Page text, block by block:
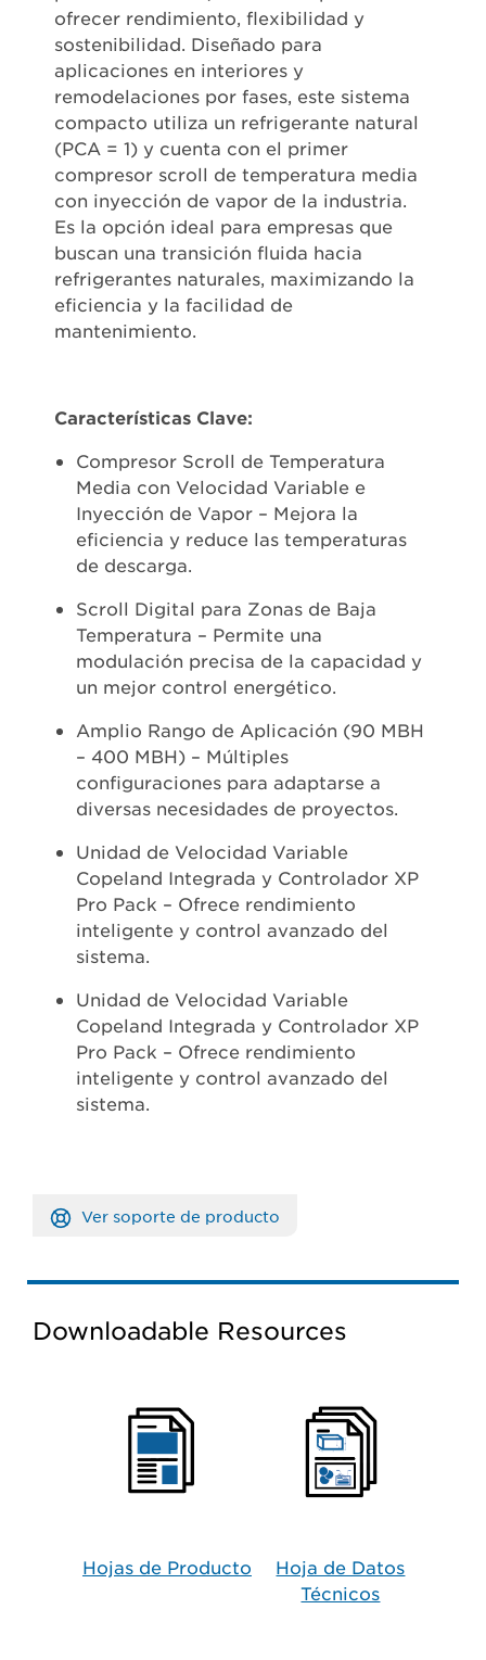
ofrecer rendimiento, flexibilidad y
sostenibilidad. Diseñado para
aplicaciones en interiores y
remodelaciones por fases, este sistema
compacto utiliza un refrigerante natural
(PCA = 1) y cuenta con el primer
compresor scroll de temperatura media
con inyección de vapor de la industria.
Es la opción ideal para empresas que
buscan una transición fluida hacia
refrigerantes naturales, maximizando la
eficiencia y la facilidad de
mantenimiento.
Características Clave:
Compresor Scroll de Temperatura
Media con Velocidad Variable e
Inyección de Vapor – Mejora la
eficiencia y reduce las temperaturas
de descarga.
Scroll Digital para Zonas de Baja
Temperatura – Permite una
modulación precisa de la capacidad y
un mejor control energético.
Amplio Rango de Aplicación (90 MBH
– 400 MBH) – Múltiples
configuraciones para adaptarse a
diversas necesidades de proyectos.
Unidad de Velocidad Variable
Copeland Integrada y Controlador XP
Pro Pack – Ofrece rendimiento
inteligente y control avanzado del
sistema.
Unidad de Velocidad Variable
Copeland Integrada y Controlador XP
Pro Pack – Ofrece rendimiento
inteligente y control avanzado del
sistema.
Ver soporte de producto
Downloadable Resources
Hojas de Producto​
Hoja de Datos
Técnicos